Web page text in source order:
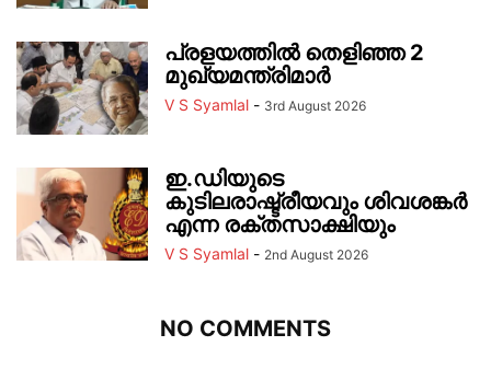
പ്രളയത്തിൽ തെളിഞ്ഞ 2
മുഖ്യമന്ത്രിമാർ
V S Syamlal - 3rd August 2026
ഇ.ഡിയുടെ
കുടിലരാഷ്ട്രീയവും ശിവശങ്കർ
എന്ന രക്തസാക്ഷിയും
V S Syamlal - 2nd August 2026
NO COMMENTS